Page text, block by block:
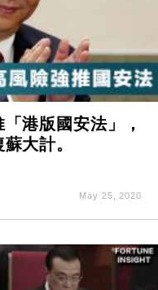
港版國安法」，
大計。
May 25, 2020